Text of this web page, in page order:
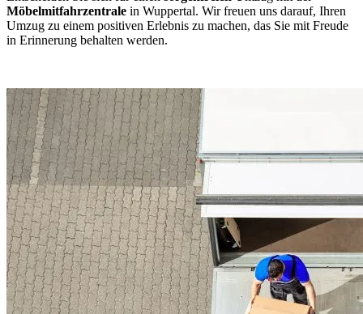
Möbelmitfahrzentrale in Wuppertal. Wir freuen uns darauf, Ihren
Umzug zu einem positiven Erlebnis zu machen, das Sie mit Freude
in Erinnerung behalten werden.